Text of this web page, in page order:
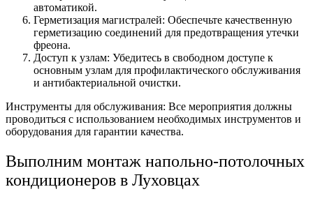
автоматикой.
Герметизация магистралей: Обеспечьте качественную
герметизацию соединений для предотвращения утечки
фреона.
Доступ к узлам: Убедитесь в свободном доступе к
основным узлам для профилактического обслуживания
и антибактериальной очистки.
Инструменты для обслуживания: Все мероприятия должны
проводиться с использованием необходимых инструментов и
оборудования для гарантии качества.
Выполним монтаж напольно-потолочных
кондиционеров в Луховцах